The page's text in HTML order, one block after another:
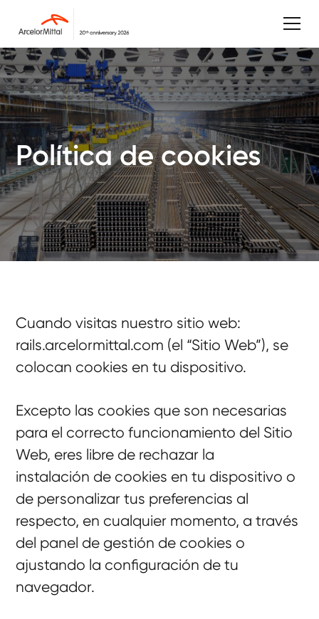
Política de cookies
Cuando visitas nuestro sitio web:
rails.arcelormittal.com (el “Sitio Web”), se
colocan cookies en tu dispositivo.
Excepto las cookies que son necesarias
para el correcto funcionamiento del Sitio
Web, eres libre de rechazar la
instalación de cookies en tu dispositivo o
de personalizar tus preferencias al
respecto, en cualquier momento, a través
del panel de gestión de cookies o
ajustando la configuración de tu
navegador.